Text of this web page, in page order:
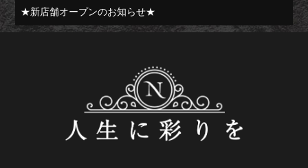
★新店舗オープンのお知らせ★